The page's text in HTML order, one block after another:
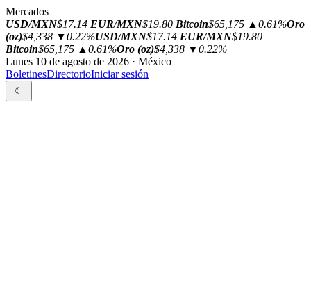
Mercados
USD/MXN$17.14 EUR/MXN$19.80 Bitcoin$65,175 ▲0.61%Oro
(oz)$4,338 ▼0.22%USD/MXN$17.14 EUR/MXN$19.80
Bitcoin$65,175 ▲0.61%Oro (oz)$4,338 ▼0.22%
Lunes 10 de agosto de 2026 · México
BoletinesDirectorioIniciar sesión
☾